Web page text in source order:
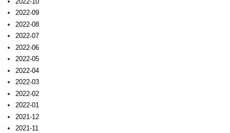
2022-09
2022-08
2022-07
2022-06
2022-05
2022-04
2022-03
2022-02
2022-01
2021-12
2021-11